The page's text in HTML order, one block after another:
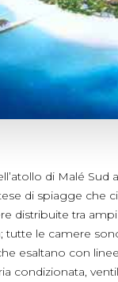
di Malé Sud
di spiagge che
distribuite tra
tutte le camere
esaltano con
condizionata,